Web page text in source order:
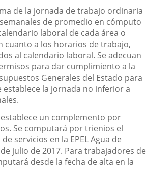
de la jornada de trabajo ordinaria
de promedio en cómputo
laboral de cada área o
cuanto a los horarios de trabajo,
al calendario laboral. Se adecuan
para dar cumplimiento a la
Generales del Estado para
establece la jornada no inferior a
un complemento por
Se computará por trienios el
servicios en la EPEL Agua de
julio de 2017. Para trabajadores de
desde la fecha de alta en la